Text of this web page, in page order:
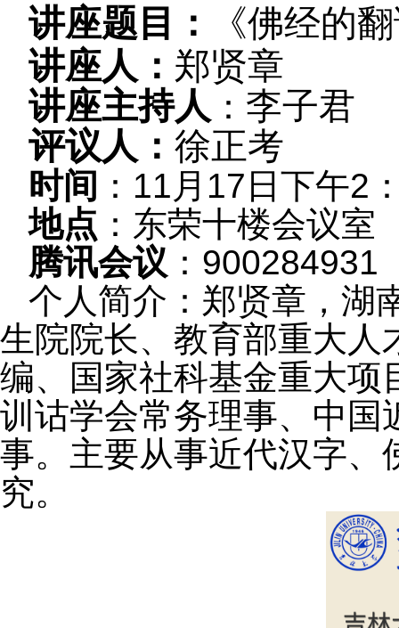
讲座题目：
《佛经的
讲座人： 郑贤章
讲座主持人 ： 李子君
评议人： 徐正考
时间 ： 11 月 17日下午2
地点 ：东荣十楼会议室
腾讯会议 ： 900284931
个人简介：郑贤章，湖
生院院长、教育部重大人
编、国家社科基金重大项
训诂学会常务理事、中国
事。主要从事近代汉字、
究。